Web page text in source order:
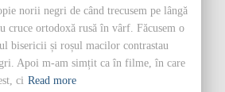
norii negri de când trecusem pe lângă
cruce ortodoxă rusă în vârf. Făcusem o
bisericii și roșul macilor contrastau
Apoi m-am simțit ca în filme, în care
ci Read more